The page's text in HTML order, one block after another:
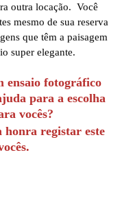
outra locação. Você
mesmo de sua reserva
que têm a paisagem
super elegante.
ensaio fotográfico
para a escolha
vocês?
honra registar este